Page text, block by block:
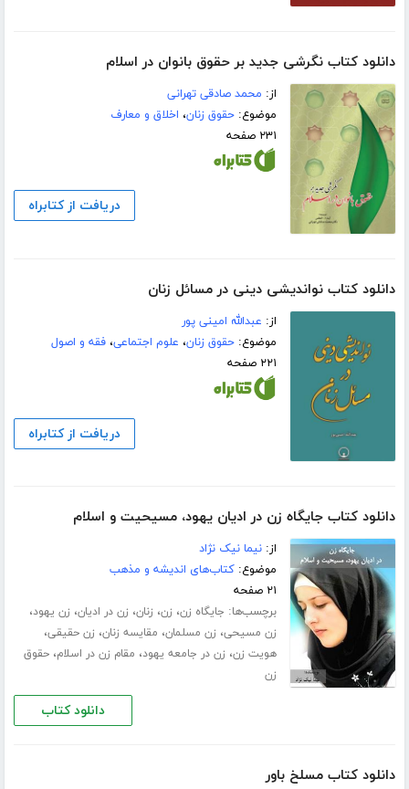
دانلود کتاب نگرشی جدید بر حقوق بانوان در اسلام
از: محمد صادقی تهرانی
موضوع:حقوق زنان، اخلاق و معارف
۲۳۱ صفحه
دریافت از کتابراه
دانلود کتاب نواندیشی دینی در مسائل زنان
از: عبدالله امینی پور
موضوع:حقوق زنان، علوم اجتماعی،فقه و اصول
۲۲۱ صفحه
دریافت از کتابراه
دانلود کتاب جایگاه زن در ادیان یهود، مسیحیت و اسلام
از:نیما نیک نژاد
موضوع:کتاب‌های اندیشه و مذهب
۲۱ صفحه
برچسب‌ها: جایگاه زن، زن، زنان، زن در ادیان، زن یهود،
زن مسیحی، زن مسلمان، مقایسه زنان، زن حقیقی،
هویت زن، زن در جامعه یهود، مقام زن در اسلام،حقوق
زن
دانلود کتاب
دانلود کتاب مسلخ باور